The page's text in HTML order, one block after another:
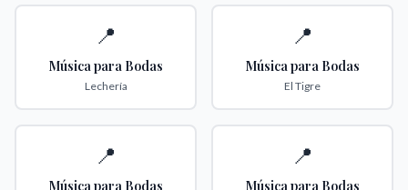
📍
Música para Bodas
Lechería
📍
Música para Bodas
El Tigre
📍
Música para Bodas
📍
Música para Bodas